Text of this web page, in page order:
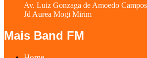
Av. Luiz Gonzaga de Amoedo
Jd Aurea Mogi Mirim
Mais Band FM